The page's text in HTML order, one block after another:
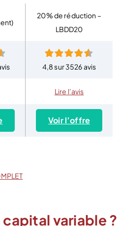
20% de réduction –
LBDD20
4,8 sur 3526 avis
Lire l’avis
Voir l’offre
variable ?